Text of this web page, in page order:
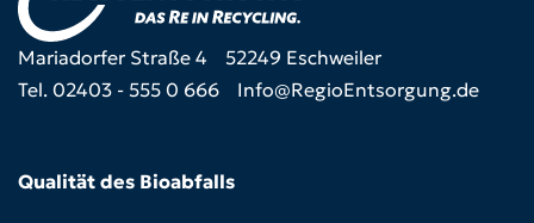
Mariadorfer Straße 4
52249 Eschweiler
Tel. 02403 - 555 0 666
Info@RegioEntsorgung.de
Qualität des Bioabfalls